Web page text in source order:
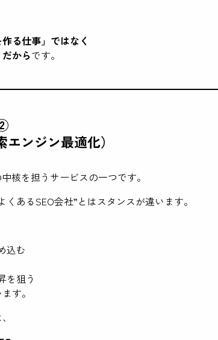
る仕事」ではなく
からです。
ンジン最適化）
核を担うサービスの一つです。
くあるSEO会社”とはスタンスが違います。
込む
を狙う
す。